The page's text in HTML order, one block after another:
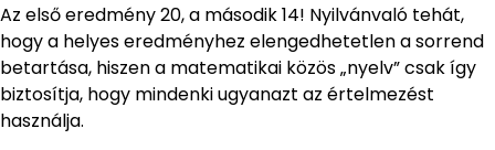
Az első eredmény 20, a második 14! Nyilvánvaló tehát,
hogy a helyes eredményhez elengedhetetlen a sorrend
betartása, hiszen a matematikai közös „nyelv” csak így
biztosítja, hogy mindenki ugyanazt az értelmezést
használja.